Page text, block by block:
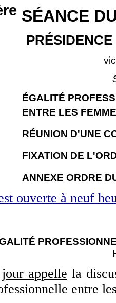
SÉANCE
ÉGALITÉ
ENTRE LES
RÉUNION D'UNE
FIXATION DE
ANNEXE ORDRE
ouverte à neuf
appelle la
entre